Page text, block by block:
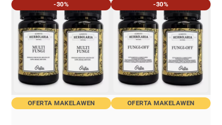
-30%
OFERTA MAKELAWEN
-30%
OFERTA MAKELAWEN